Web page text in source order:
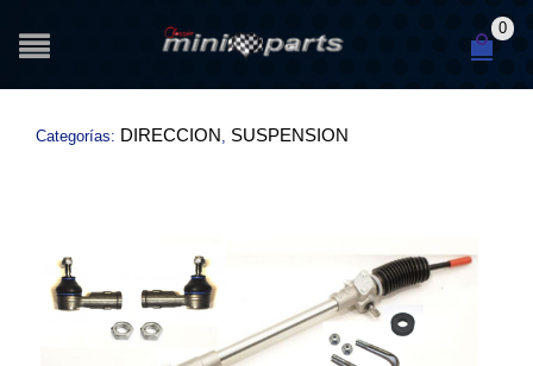
0
Categorías: DIRECCION SUSPENSION